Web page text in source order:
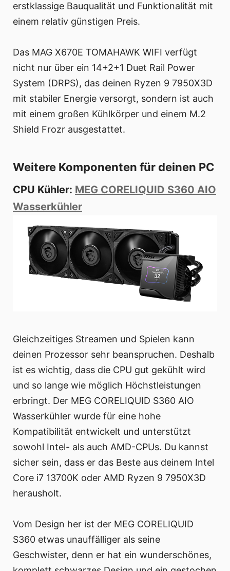
erstklassige Bauqualität und Funktionalität mit
einem relativ günstigen Preis.
Das MAG X670E TOMAHAWK WIFI verfügt
nicht nur über ein 14+2+1 Duet Rail Power
System (DRPS), das deinen Ryzen 9 7950X3D
mit stabiler Energie versorgt, sondern ist auch
mit einem großen Kühlkörper und einem M.2
Shield Frozr ausgestattet.
Weitere Komponenten für deinen PC
CPU Kühler: MEG CORELIQUID S360 AIO
Wasserkühler
Gleichzeitiges Streamen und Spielen kann
deinen Prozessor sehr beanspruchen. Deshalb
ist es wichtig, dass die CPU gut gekühlt wird
und so lange wie möglich Höchstleistungen
erbringt. Der MEG CORELIQUID S360 AIO
Wasserkühler wurde für eine hohe
Kompatibilität entwickelt und unterstützt
sowohl Intel- als auch AMD-CPUs. Du kannst
sicher sein, dass er das Beste aus deinem Intel
Core i7 13700K oder AMD Ryzen 9 7950X3D
herausholt.
Vom Design her ist der MEG CORELIQUID
S360 etwas unauffälliger als seine
Geschwister, denn er hat ein wunderschönes,